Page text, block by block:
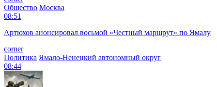
Общество Москва
08:51
Артюхов анонсировал восьмой «Честный маршрут» по Ямалу
corner
Политика Ямало-Ненецкий автономный округ
08:44